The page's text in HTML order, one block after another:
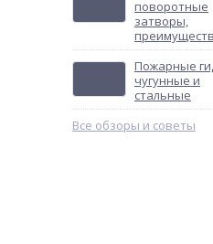
поворотные
затворы,
Пожарные
чугунные и
стальные
Все обзоры и советы